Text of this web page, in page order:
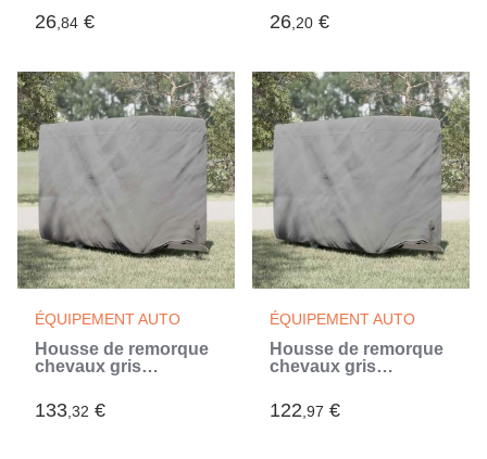
(Argent)
26,84 €
InnovaGoods
26,20 €
ÉQUIPEMENT AUTO
Housse de remorque
chevaux gris
non tissé (Gris)
133,32 €
ÉQUIPEMENT AUTO
Housse de remorque
chevaux gris
non tissé (Gris)
122,97 €